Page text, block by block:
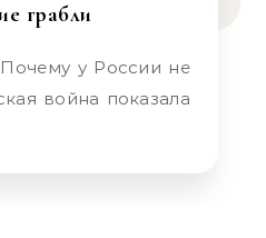
грабли
война показала